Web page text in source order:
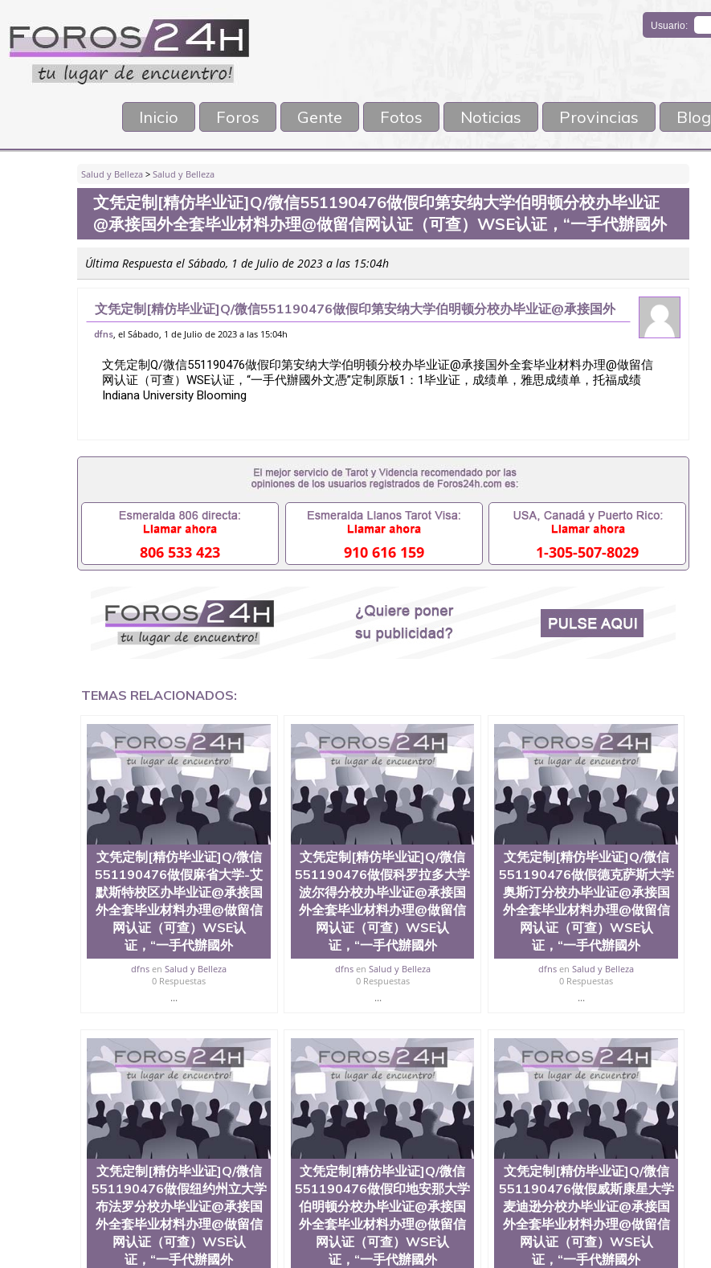
Usuario:
Inicio Foros Gente Fotos Noticias Provincias Blog
Salud y Belleza > Salud y Belleza
文凭定制[精仿毕业证]Q/微信551190476做假印第安纳大学伯明顿分校办毕业证
@承接国外全套毕业材料办理@做留信网认证（可查）WSE认证，“一手代辦國外
Última Respuesta el Sábado, 1 de Julio de 2023 a las 15:04h
文凭定制[精仿毕业证]Q/微信551190476做假印第安纳大学伯明顿分校办毕业证@承接国外
全套毕业材料办理@做留信网认证（可查）WSE认证，“一手代辦國外
dfns, el Sábado, 1 de Julio de 2023 a las 15:04h
文凭定制Q/微信551190476做假印第安纳大学伯明顿分校办毕业证@承接国外全套毕业材料办理@做留信
网认证（可查）WSE认证，“一手代辦國外文憑”定制原版1：1毕业证，成绩单，雅思成绩单，托福成绩
Indiana University Blooming
806 533 423 910 616 159 1-305-507-8029
TEMAS RELACIONADOS:
文凭定制[精仿毕业证]Q/微信
551190476做假麻省大学-艾
默斯特校区办毕业证@承接国
外全套毕业材料办理@做留信
网认证（可查）WSE认
证，“一手代辦國外
dfns enSalud y Belleza
0 Respuestas
...
文凭定制[精仿毕业证]Q/微信
551190476做假科罗拉多大学
波尔得分校办毕业证@承接国
外全套毕业材料办理@做留信
网认证（可查）WSE认
证，“一手代辦國外
dfnsen Salud y Belleza
0 Respuestas
...
文凭定制[精仿毕业证]Q/微信
551190476做假德克萨斯大学
奥斯汀分校办毕业证@承接国
外全套毕业材料办理@做留信
网认证（可查）WSE认
证，“一手代辦國外
dfns enSalud y Belleza
0 Respuestas
...
文凭定制[精仿毕业证]Q/微信
551190476做假纽约州立大学
布法罗分校办毕业证@承接国
外全套毕业材料办理@做留信
网认证（可查）WSE认
证，“一手代辦國外
文凭定制[精仿毕业证]Q/微信
551190476做假印地安那大学
伯明顿分校办毕业证@承接国
外全套毕业材料办理@做留信
网认证（可查）WSE认
证，“一手代辦國外
文凭定制[精仿毕业证]Q/微信
551190476做假威斯康星大学
麦迪逊分校办毕业证@承接国
外全套毕业材料办理@做留信
网认证（可查）WSE认
证，“一手代辦國外